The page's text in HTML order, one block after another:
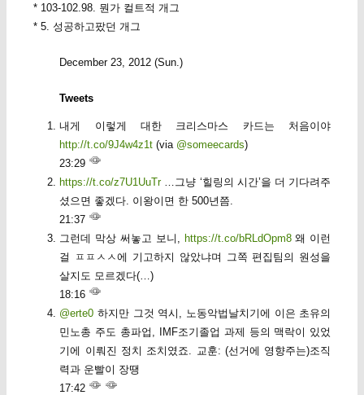
* 103-102.98. 뭔가 컬트적 개그
* 5. 성공하고팠던 개그
December 23, 2012 (Sun.)
Tweets
내게 이렇게 대한 크리스마스 카드는 처음이야
http://t.co/9J4w4z1t (via @someecards)
23:29
https://t.co/z7U1UuTr…그냥 ‘힐링의 시간’을 더 기다려주
셨으면 좋겠다. 이왕이면 한 500년쯤.
21:37
그런데 막상 써놓고 보니, https://t.co/bRLdOpm8왜 이런
걸 ㅍㅍㅅㅅ에 기고하지 않았냐며 그쪽 편집팀의 원성을
살지도 모르겠다(…)
18:16
@erte0 하지만 그것 역시, 노동악법날치기에 이은 초유의
민노총 주도 총파업, IMF조기졸업 과제 등의 맥락이 있었
기에 이뤄진 정치 조치였죠. 교훈: (선거에 영향주는)조직
력과 운빨이 장땡
17:42